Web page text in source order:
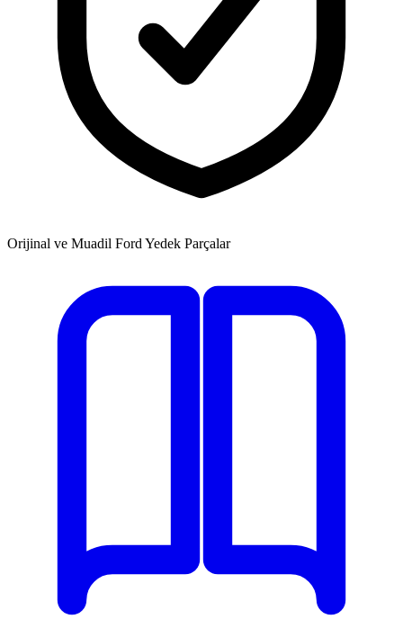
Orijinal ve Muadil Ford Yedek Parçalar